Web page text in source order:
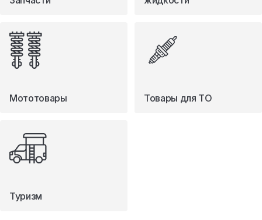
Мототовары Товары для ТО
Туризм